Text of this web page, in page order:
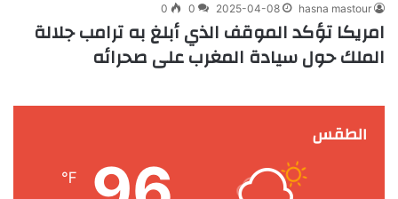
hasna mastour
2025-04-08
0
0
امريكا تؤكد الموقف الذي أبلغ به ترامب جلالة
الملك حول سيادة المغرب على صحرائه
الطقس
℉